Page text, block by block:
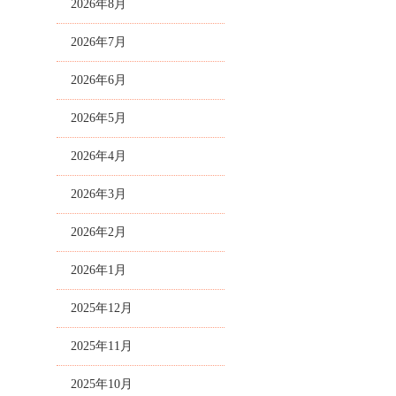
2026年8月
2026年7月
2026年6月
2026年5月
2026年4月
2026年3月
2026年2月
2026年1月
2025年12月
2025年11月
2025年10月